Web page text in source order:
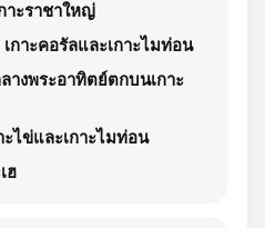
าะราชาใหญ่
กาะคอรัลและเกาะไมท่อน
างพระอาทิตย์ตกบนเกาะ
ไข่และเกาะไมท่อน
ฮ